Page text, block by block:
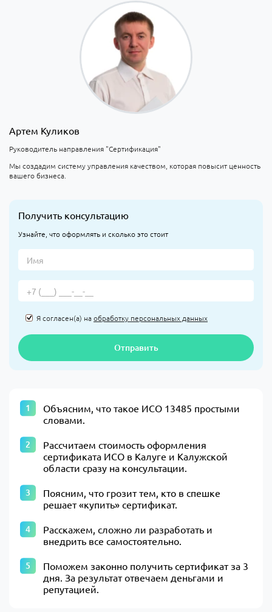
Артем Куликов
Руководитель направления "Сертификация"
Мы создадим систему управления качеством, которая повысит ценность
вашего бизнеса.
Получить консультацию
Узнайте, что оформлять и сколько это стоит
Я согласен(а) наобработку персональных данных
Отправить
Объясним, что такое ИСО 13485 простыми
словами.
Рассчитаем стоимость оформления
сертификата ИСО в Калуге и Калужской
области сразу на консультации.
Поясним, что грозит тем, кто в спешке
решает «купить» сертификат.
Расскажем, сложно ли разработать и
внедрить все самостоятельно.
Поможем законно получить сертификат за 3
дня. За результат отвечаем деньгами и
репутацией.